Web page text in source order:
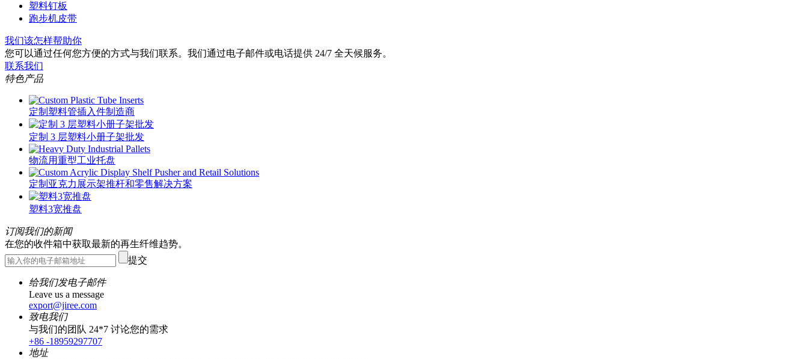
塑料钉板
跑步机皮带
我们该怎样帮助你
您可以通过任何您方便的方式与我们联系。我们通过电子邮件或电话提供 24/7 全天候服务。
联系我们
特色产品
定制塑料管插入件制造商
定制 3 层塑料小册子架批发
物流用重型工业托盘
定制亚克力展示架推杆和零售解决方案
塑料3宽推盘
订阅我们的新闻
在您的收件箱中获取最新的再生纤维趋势。
提交
给我们发电子邮件
Leave us a message
export@jiree.com
致电我们
与我们的团队 24*7 讨论您的需求
+86 -18959297707
地址